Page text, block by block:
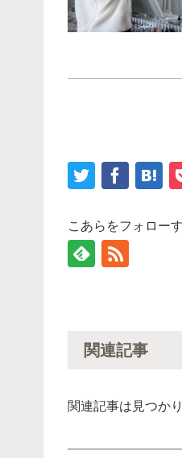
こあらをフォロー
関連記事
関連記事は見つか